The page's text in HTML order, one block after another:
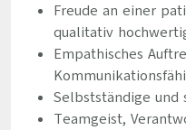
Freude an einer
qualitativ
Empathisches
Selbstständige
Teamgeist,